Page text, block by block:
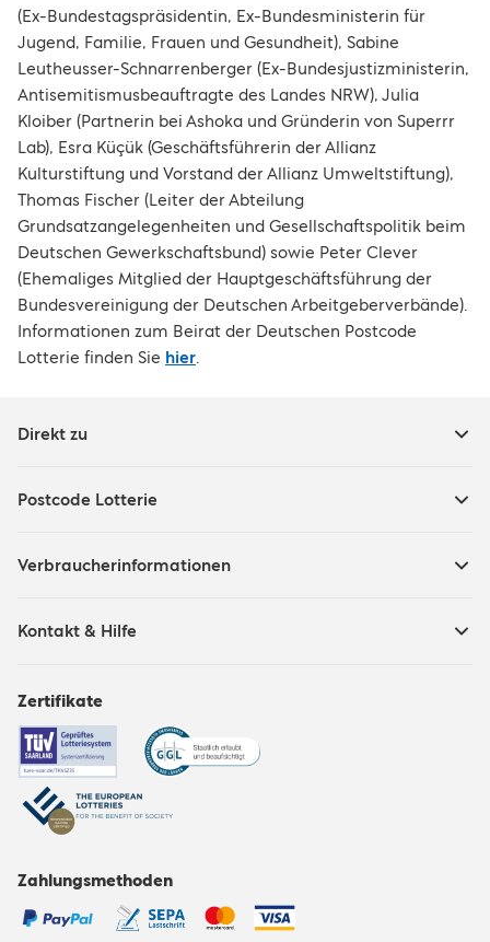
(Ex-Bundestagspräsidentin, Ex-Bundesministerin für
Jugend, Familie, Frauen und Gesundheit), Sabine
Leutheusser-Schnarrenberger (Ex-Bundesjustizministerin,
Antisemitismusbeauftragte des Landes NRW), Julia
Kloiber (Partnerin bei Ashoka und Gründerin von Superrr
Lab), Esra Küçük (Geschäftsführerin der Allianz
Kulturstiftung und Vorstand der Allianz Umweltstiftung),
Thomas Fischer (Leiter der Abteilung
Grundsatzangelegenheiten und Gesellschaftspolitik beim
Deutschen Gewerkschaftsbund) sowie Peter Clever
(Ehemaliges Mitglied der Hauptgeschäftsführung der
Bundesvereinigung der Deutschen Arbeitgeberverbände).
Informationen zum Beirat der Deutschen Postcode
Lotterie finden Sie hier.
Direkt zu
Postcode Lotterie
Verbraucherinformationen
Kontakt & Hilfe
Zertifikate
Zahlungsmethoden